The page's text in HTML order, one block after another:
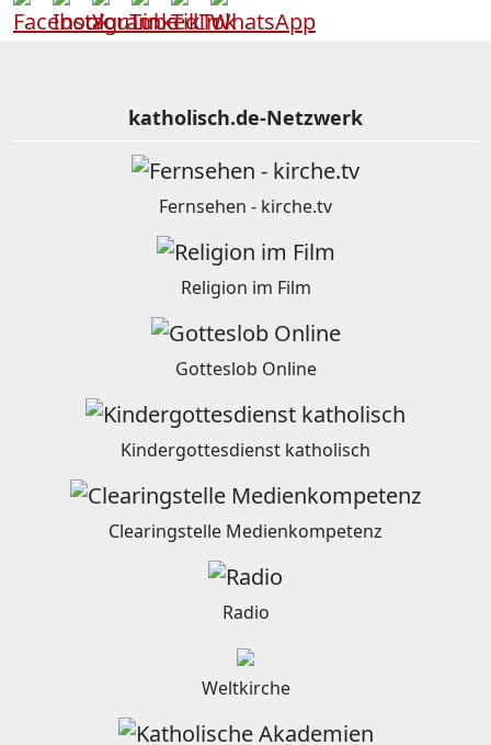
katholisch.de-Netzwerk
Fernsehen - kirche.tv
Religion im Film
Gotteslob Online
Kindergottesdienst katholisch
Clearingstelle Medienkompetenz
Radio
Weltkirche